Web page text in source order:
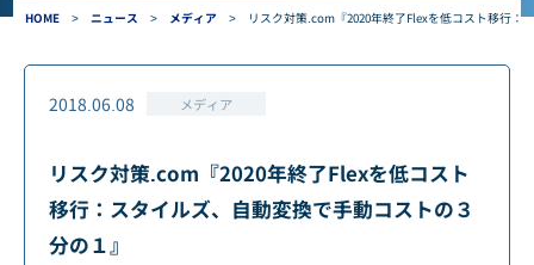
HOME > ニュース > メディア > リスク対策.com『2020年終了Flexを低コスト移行
2018.06.08 メディア
リスク対策.com『2020年終了Flexを低コスト
移行：スタイルズ、自動変換で手動コストの３
分の１』